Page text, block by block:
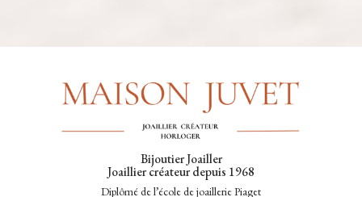
Bijoutier Joailler
Joaillier créateur depuis 1968
Diplômé de l’école de joaillerie Piaget